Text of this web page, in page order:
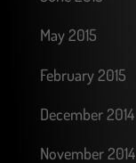
May 2015
February 2015
December 2014
November 2014